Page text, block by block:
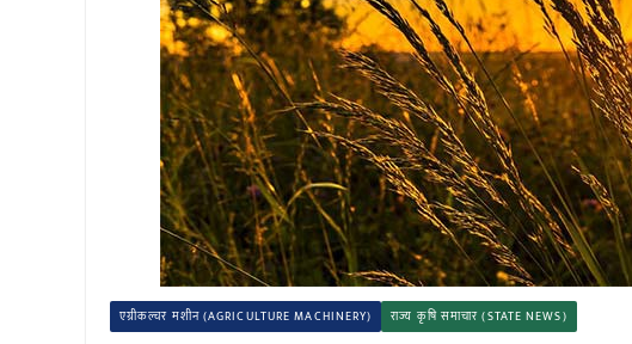
एग्रीकल्चर मशीन (AGRICULTURE MACHINERY) राज्य कृषि समाचार (STATE NEWS)